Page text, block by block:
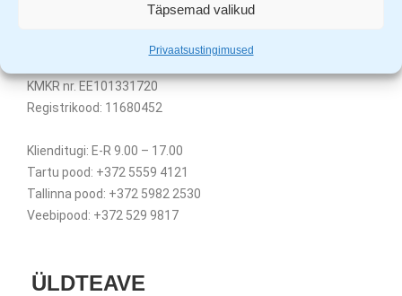
Täpsemad valikud
Privaatsustingimused
KMKR nr. EE101331720
Registrikood: 11680452
Klienditugi: E-R 9.00 – 17.00
Tartu pood: +372 5559 4121
Tallinna pood: +372 5982 2530
Veebipood: +372 529 9817
ÜLDTEAVE